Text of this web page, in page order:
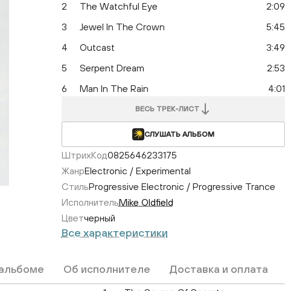
2
The Watchful Eye
2:09
3
Jewel In The Crown
5:45
4
Outcast
3:49
5
Serpent Dream
2:53
6
Man In The Rain 4:01
ВЕСЬ ТРЕК-ЛИСТ
СЛУШАТЬ АЛЬБОМ
ШтрихКод0825646233175
ЖанрElectronic / Experimental
СтильProgressive Electronic / Progressive Trance
ИсполнительMike Oldfield
Цветчерный
Все характеристики
Об исполнителе Доставка и оплата